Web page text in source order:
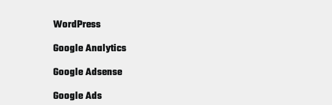
WordPress
Google Analytics
Google Adsense
Google Ads